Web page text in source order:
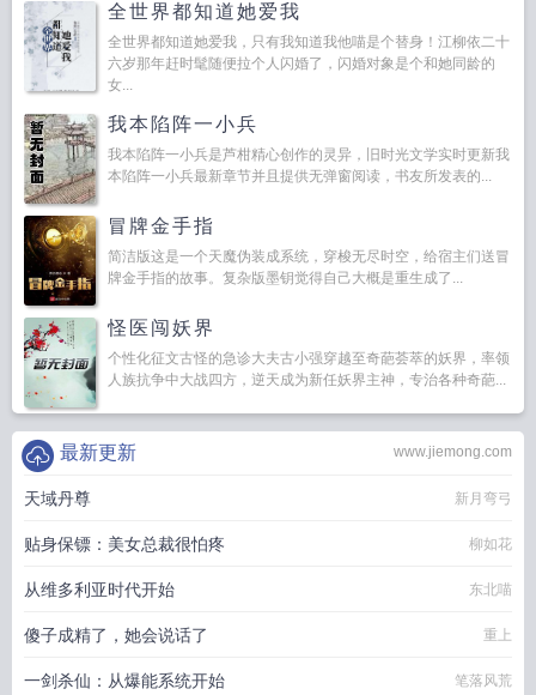
全世界都知道她爱我
全世界都知道她爱我，只有我知道我他喵是个替身！江柳依二十
六岁那年赶时髦随便拉个人闪婚了，闪婚对象是个和她同龄的
女...
我本陷阵一小兵
我本陷阵一小兵是芦柑精心创作的灵异，旧时光文学实时更新我
本陷阵一小兵最新章节并且提供无弹窗阅读，书友所发表的...
冒牌金手指
简洁版这是一个天魔伪装成系统，穿梭无尽时空，给宿主们送冒
牌金手指的故事。复杂版墨钥觉得自己大概是重生成了...
怪医闯妖界
个性化征文古怪的急诊大夫古小强穿越至奇葩荟萃的妖界，率领
人族抗争中大战四方，逆天成为新任妖界主神，专治各种奇葩...
www.jiemong.com
最新更新
天域丹尊 新月弯弓
贴身保镖：美女总裁很怕疼 柳如花
从维多利亚时代开始 东北喵
傻子成精了，她会说话了 重上
一剑杀仙：从爆能系统开始 笔落风荒